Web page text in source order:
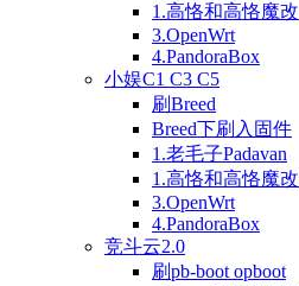
1.高恪和高恪魔改
3.OpenWrt
4.PandoraBox
小娱C1 C3 C5
刷Breed
Breed下刷入固件
1.老毛子Padavan
1.高恪和高恪魔改
3.OpenWrt
4.PandoraBox
竞斗云2.0
刷pb-boot opboot